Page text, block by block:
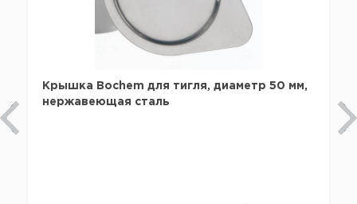
Крышка Bochem для тигля, диаметр 50 мм,
нержавеющая сталь